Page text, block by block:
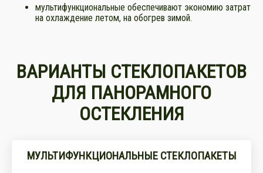
мультифункциональные обеспечивают экономию затрат
на охлаждение летом, на обогрев зимой.
ВАРИАНТЫ СТЕКЛОПАКЕТОВ
ДЛЯ ПАНОРАМНОГО
ОСТЕКЛЕНИЯ
МУЛЬТИФУНКЦИОНАЛЬНЫЕ СТЕКЛОПАКЕТЫ